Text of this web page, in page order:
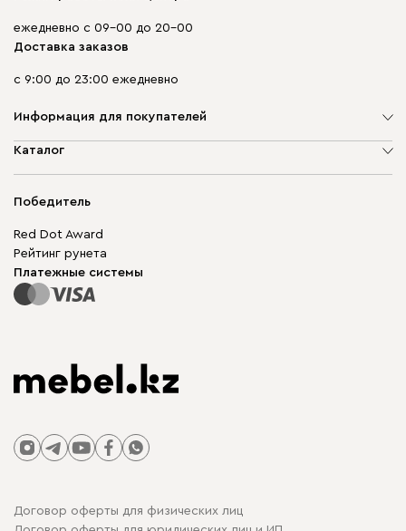
ежедневно с 09-00 до 20-00
Доставка заказов
с 9:00 до 23:00 ежедневно
Информация для покупателей
О компании
Гарантия
Для бизнеса
Карта сайта
Каталог
Корпусная мебель
Модульная мебель
Столы и стулья
Победитель
Red Dot Award
Рейтинг рунета
Платежные системы
Договор оферты для физических лиц